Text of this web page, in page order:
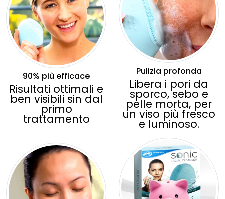
90% più efficace
Risultati ottimali e
ben visibili sin dal
primo
trattamento
Pulizia profonda
Libera i pori da
sporco, sebo e
pelle morta, per
un viso più fresco
e luminoso.